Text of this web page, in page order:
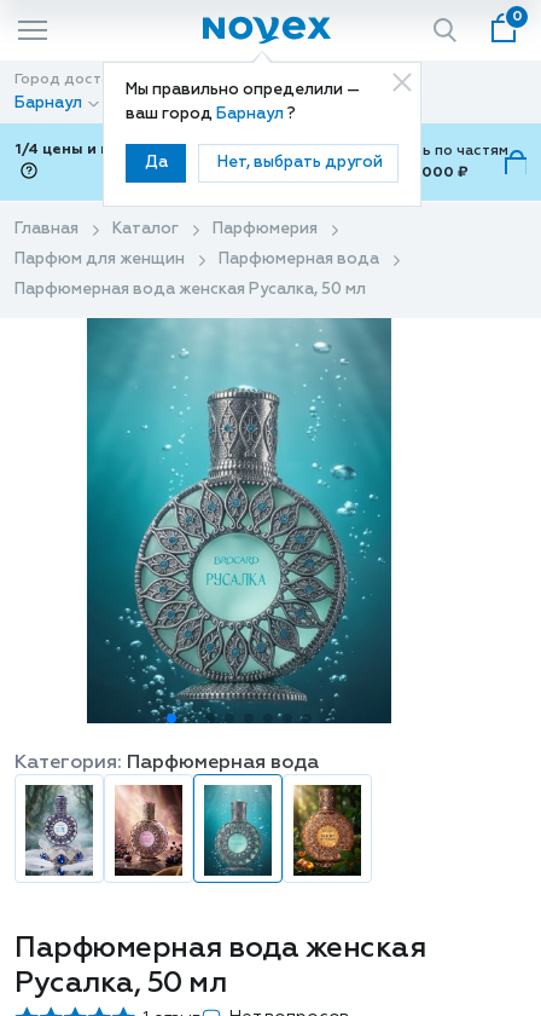
Мы правильно определили —
ваш город Барнаул ?
Да Нет, выбрать другой
0
Город доставки
Барнаул
Способ доставки
Доставка
1/4 цены и покупки ваши с Подели
Можно оплатить по частям
от 700 ₽ до 15,000 ₽
Главная Каталог
Парфюмерия
Парфюм для женщин
Парфюмерная вода
Парфюмерная вода женская Русалка, 50 мл
Парфюмерная вода женская
Русалка, 50 мл
Категория: Парфюмерная вода